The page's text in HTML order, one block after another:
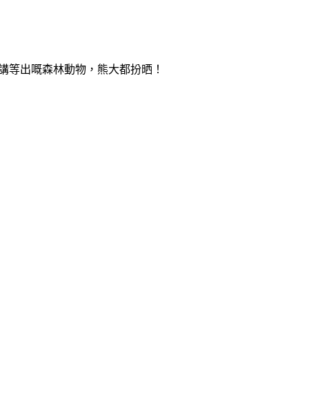
出嘅森林動物，熊大都扮晒！